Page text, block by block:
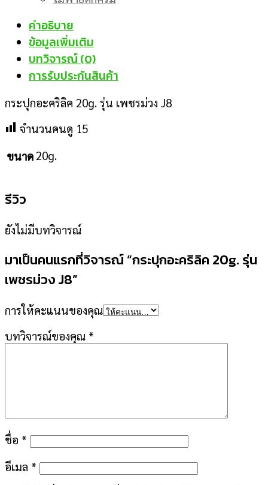
คำอธิบาย
ข้อมูลเพิ่มเติม
บทวิจารณ์ (0)
การรับประกันสินค้า
กระปุกอะคริลิค 20g. รุ่น เพชรม่วง J8
จำนวนคนดู 15
ขนาด 20g.
รีวิว
ยังไม่มีบทวิจารณ์
มาเป็นคนแรกที่วิจารณ์ “กระปุกอะคริลิค 20g. รุ่น
เพชรม่วง J8”
การให้คะแนนของคุณ
บทวิจารณ์ของคุณ *
ชื่อ *
อีเมล *